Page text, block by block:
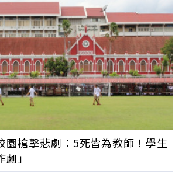
園槍擊悲劇：5死皆為教師！學生
」